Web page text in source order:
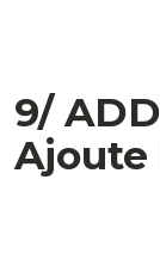
9/
Ajoute